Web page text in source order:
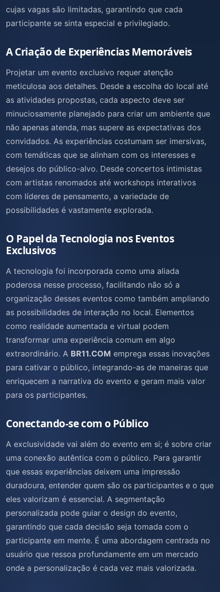
cujas vagas são limitadas, garantindo que cada
participante se sinta especial e privilegiado.
A Criação de Experiências Memoráveis
Projetar um evento exclusivo requer atenção
meticulosa aos detalhes. Desde a escolha do local até
as atividades propostas, cada aspecto deve ser
minuciosamente planejado para criar um ambiente que
não apenas atenda, mas supere as expectativas dos
convidados. As experiências costumam ser imersivas,
com temáticas que se alinham com os interesses e
desejos do público-alvo. Desde concertos intimistas
com artistas renomados até workshops interativos
com líderes de pensamento, a variedade de
possibilidades é vastamente explorada.
O Papel da Tecnologia nos Eventos
Exclusivos
A tecnologia foi incorporada como uma aliada
poderosa nesse processo, facilitando não só a
organização desses eventos como também ampliando
as possibilidades de interação no local. Elementos
como realidade aumentada e virtual podem
transformar uma experiência comum em algo
extraordinário. A BR11.COM emprega essas inovações
para cativar o público, integrando-as de maneiras que
enriquecem a narrativa do evento e geram mais valor
para os participantes.
Conectando-se com o Público
A exclusividade vai além do evento em si; é sobre criar
uma conexão autêntica com o público. Para garantir
que essas experiências deixem uma impressão
duradoura, entender quem são os participantes e o que
eles valorizam é essencial. A segmentação
personalizada pode guiar o design do evento,
garantindo que cada decisão seja tomada com o
participante em mente. É uma abordagem centrada no
usuário que ressoa profundamente em um mercado
onde a personalização é cada vez mais valorizada.